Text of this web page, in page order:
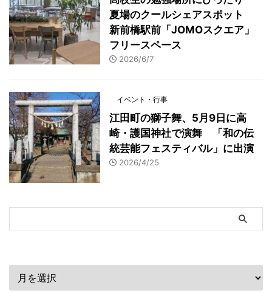
夏場のクールシェアスポット
新前橋駅前「JOMOスクエア」
フリースペース
2026/6/7
イベント・行事
江田町の獅子舞、5月9日に高
崎・護国神社で演舞 「和の伝
統芸能フェスティバル」に出演
2026/4/25